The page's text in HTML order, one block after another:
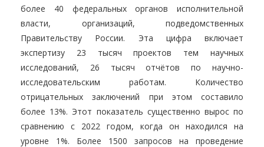
более 40 федеральных органов исполнительной
власти, организаций, подведомственных
Правительству России. Эта цифра включает
экспертизу 23 тысяч проектов тем научных
исследований, 26 тысяч отчётов по научно-
исследовательским работам. Количество
отрицательных заключений при этом составило
более 13%. Этот показатель существенно вырос по
сравнению с 2022 годом, когда он находился на
уровне 1%. Более 1500 запросов на проведение